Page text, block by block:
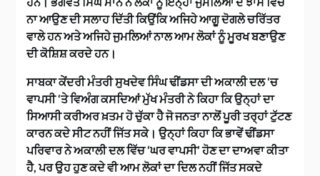
ਨਾ ਆਉਣ ਦੀ ਸਲਾਹ ਦਿੱਤੀ ਕਿਉਂਕਿ ਅਜਿਹੇ ਆਗੂ ਦੋਗਲੇ ਚਰਿੱਤਰ
ਵਾਲੇ ਹਨ ਅਤੇ ਅਜਿਹੇ ਜੁਮਲਿਆਂ ਨਾਲ ਆਮ ਲੋਕਾਂ ਨੂੰ ਮੂਰਖ ਬਣਾਉਣ
ਦੀ ਕੋਸ਼ਿਸ਼ ਕਰਦੇ ਹਨ।
ਸਾਬਕਾ ਕੇਂਦਰੀ ਮੰਤਰੀ ਸੁਖਦੇਵ ਸਿੰਘ ਢੀਂਡਸਾ ਦੀ ਅਕਾਲੀ ਦਲ ‘ਚ
ਵਾਪਸੀ ‘ਤੇ ਵਿਅੰਗ ਕਸਦਿਆਂ ਮੁੱਖ ਮੰਤਰੀ ਨੇ ਕਿਹਾ ਕਿ ਉਨ੍ਹਾਂ ਦਾ
ਸਿਆਸੀ ਕਰੀਅਰ ਖ਼ਤਮ ਹੋ ਚੁੱਕਾ ਹੈ ਜੋ ਜਨਤਾ ਨਾਲੋਂ ਪੂਰੀ ਤਰ੍ਹਾਂ ਟੁੱਟਣ
ਕਾਰਨ ਕਦੇ ਸੀਟ ਨਹੀਂ ਜਿੱਤ ਸਕੇ। ਉਨ੍ਹਾਂ ਕਿਹਾ ਕਿ ਭਾਵੇਂ ਢੀਂਡਸਾ
ਪਰਿਵਾਰ ਨੇ ਅਕਾਲੀ ਦਲ ਵਿੱਚ ‘ਘਰ ਵਾਪਸੀ’ ਹੋਣ ਦਾ ਦਾਅਵਾ ਕੀਤਾ
ਹੈ, ਪਰ ਉਹ ਹੁਣ ਕਦੇ ਵੀ ਆਮ ਲੋਕਾਂ ਦਾ ਦਿਲ ਨਹੀਂ ਜਿੱਤ ਸਕਦੇ